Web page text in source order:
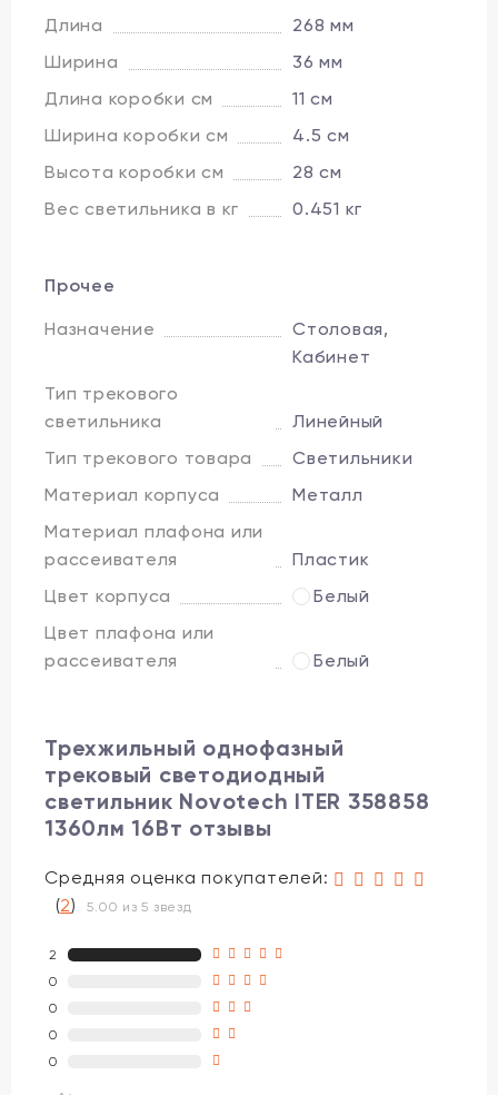
Длина
268 мм
Ширина
36 мм
Длина коробки см
11 см
Ширина коробки см
4.5 см
Высота коробки см
28 см
Вес светильника в кг
0.451 кг
Прочее
Назначение
Столовая,
Кабинет
Тип трекового
светильника
Линейный
Тип трекового товара
Светильники
Материал корпуса
Металл
Материал плафона или
рассеивателя
Пластик
Цвет корпуса
Белый
Цвет плафона или
рассеивателя
Белый
Трехжильный однофазный
трековый светодиодный
светильник Novotech ITER 358858
1360лм 16Вт отзывы
Средняя оценка покупателей:
(2)5.00 из 5 звезд
2
0
0
0
0